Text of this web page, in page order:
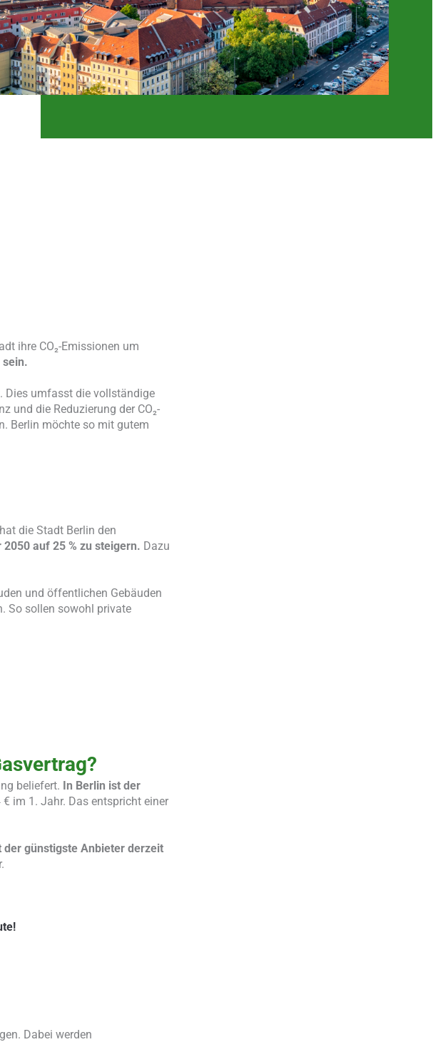
ihre CO₂-Emissionen um
Dies umfasst die vollständige
und die Reduzierung der CO₂-
Berlin möchte so mit gutem
die Stadt Berlin den
auf 25 % zu steigern. Dazu
und öffentlichen Gebäuden
So sollen sowohl private
beliefert. In Berlin ist der
im 1. Jahr. Das entspricht einer
der günstigste Anbieter derzeit
Dabei werden